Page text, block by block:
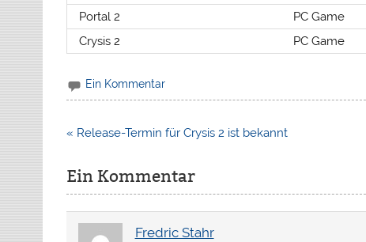
Portal 2
PC Game
Crysis 2
PC Game
Ein Kommentar
Beitragsnavigation
« Release-Termin für Crysis 2 ist bekannt
Ein Kommentar
Fredric Stahr